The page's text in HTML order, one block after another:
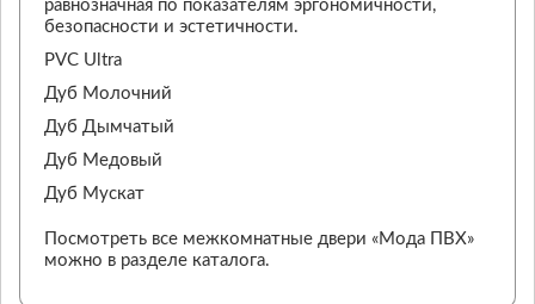
равнозначная по показателям эргономичности,
безопасности и эстетичности.
PVC Ultra
Дуб Молочний
Дуб Дымчатый
Дуб Медовый
Дуб Мускат
Посмотреть все межкомнатные двери «Мода ПВХ»
можно в разделе каталога.